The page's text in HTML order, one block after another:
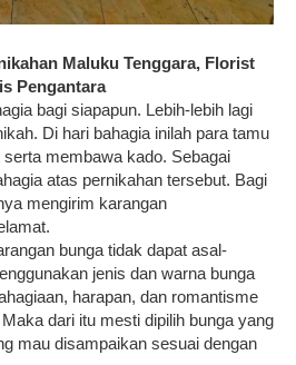
Maluku Tenggara, Florist
Pengantara
bagi siapapun. Lebih-lebih lagi
Di hari bahagia inilah para tamu
membawa kado. Sebagai
atas pernikahan tersebut. Bagi
mengirim karangan
bunga tidak dapat asal-
jenis dan warna bunga
harapan, dan romantisme
dari itu mesti dipilih bunga yang
mau disampaikan sesuai dengan